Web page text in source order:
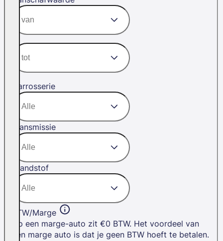
Carrosserie
Transmissie
Brandstof
BTW/Marge
Op een marge-auto zit €0 BTW. Het voordeel van
een marge auto is dat je geen BTW hoeft te betalen.